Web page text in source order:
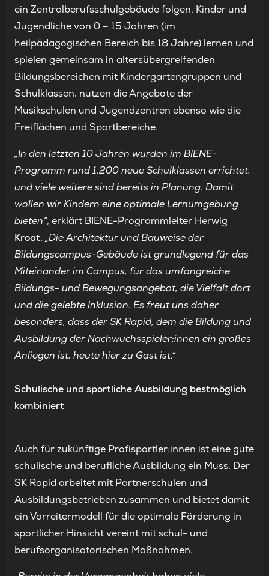
ein Zentralberufsschulgebäude folgen. Kinder und
Jugendliche von 0 – 15 Jahren (im
heilpädagogischen Bereich bis 18 Jahre) lernen und
spielen gemeinsam in altersübergreifenden
Bildungsbereichen mit Kindergartengruppen und
Schulklassen, nutzen die Angebote der
Musikschulen und Jugendzentren ebenso wie die
Freiflächen und Sportbereiche.
„In den letzten 10 Jahren wurden im BIENE-
Programm rund 1.200 neue Schulklassen errichtet,
und viele weitere sind bereits in Planung. Damit
wollen wir Kindern eine optimale Lernumgebung
bieten“, erklärt BIENE-Programmleiter Herwig
Kroat. „Die Architektur und Bauweise der
Bildungscampus-Gebäude ist grundlegend für das
Miteinander im Campus, für das umfangreiche
Bildungs- und Bewegungsangebot, die Vielfalt dort
und die gelebte Inklusion. Es freut uns daher
besonders, dass der SK Rapid, dem die Bildung und
Ausbildung der Nachwuchsspieler:innen ein großes
Anliegen ist, heute hier zu Gast ist.“
Schulische und sportliche Ausbildung bestmöglich
kombiniert
Auch für zukünftige Profisportler:innen ist eine gute
schulische und berufliche Ausbildung ein Muss. Der
SK Rapid arbeitet mit Partnerschulen und
Ausbildungsbetrieben zusammen und bietet damit
ein Vorreitermodell für die optimale Förderung in
sportlicher Hinsicht vereint mit schul- und
berufsorganisatorischen Maßnahmen.